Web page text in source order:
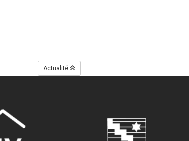
Actualité